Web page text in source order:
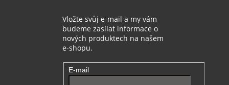
Vložte svůj e-mail a my vám
budeme zasílat informace o
nových produktech na našem
e-shopu.
E-mail